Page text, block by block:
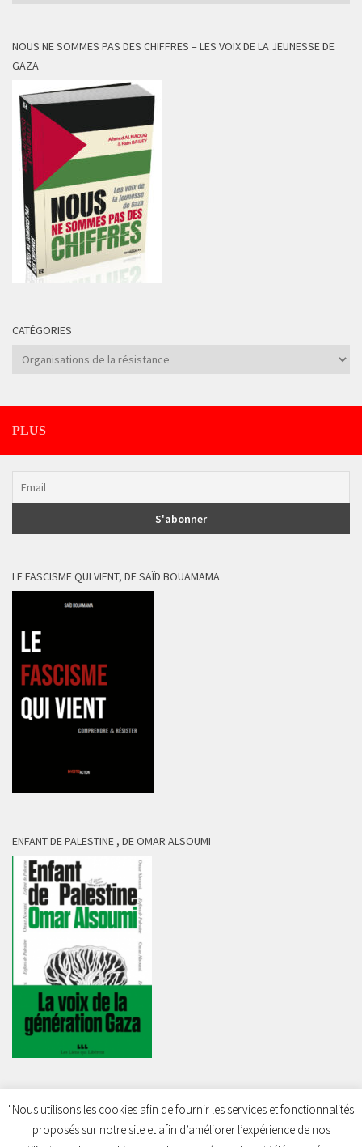
NOUS NE SOMMES PAS DES CHIFFRES – LES VOIX DE LA JEUNESSE DE
GAZA
CATÉGORIES
Catégories
PLUS
LE FASCISME QUI VIENT, DE SAÏD BOUAMAMA
ENFANT DE PALESTINE , DE OMAR ALSOUMI
Charleroi Pour la Palestine © 2026. Tous droits réservés.
"Nous utilisons les cookies afin de fournir les services et fonctionnalités
proposés sur notre site et afin d’améliorer l’expérience de nos